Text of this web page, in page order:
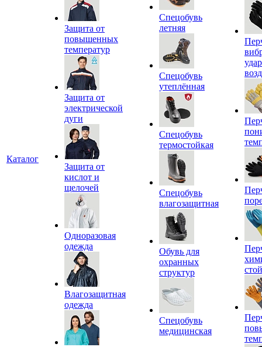
Каталог
Защита от
повышенных
температур
Защита от
электрической
дуги
Защита от
кислот и
щелочей
Одноразовая
одежда
Влагозащитная
одежда
Спецобувь
летняя
Спецобувь
утеплённая
Спецобувь
термостойкая
Спецобувь
влагозащитная
Обувь для
охранных
структур
Спецобувь
медицинская